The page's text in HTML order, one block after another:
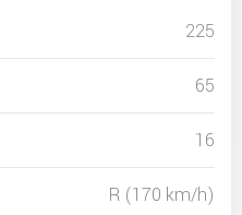
225
65
16
R (170 km/h)